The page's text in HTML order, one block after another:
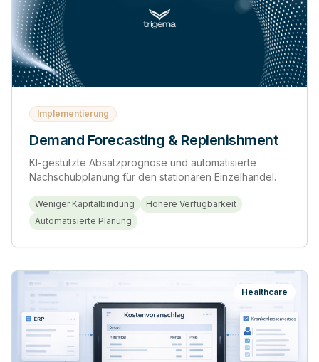
Implementierung
Demand Forecasting & Replenishment
KI-gestützte Absatzprognose und automatisierte
Nachschubplanung für den stationären Einzelhandel.
Weniger Kapitalbindung
Höhere Verfügbarkeit
Automatisierte Planung
Healthcare